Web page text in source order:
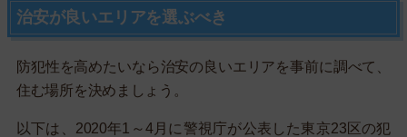
治安が良いエリアを選ぶべき
防犯性を高めたいなら治安の良いエリアを事前に調べて、
住む場所を決めましょう。
以下は、2020年1～4月に警視庁が公表した東京23区の犯